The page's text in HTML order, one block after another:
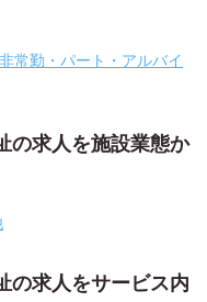
非常勤・パート・アルバイ
の求人を施設業態か
の求人をサービス内